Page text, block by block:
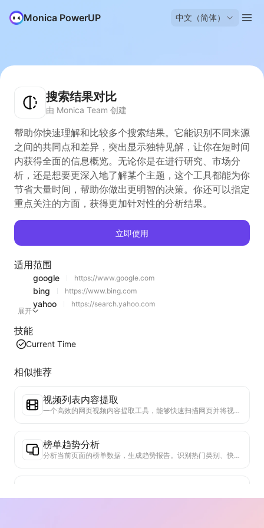
Monica PowerUP 中文（简体）
搜索结果对比
由 Monica Team 创建
帮助你快速理解和比较多个搜索结果。它能识别不同来源
之间的共同点和差异，突出显示独特见解，让你在短时间
内获得全面的信息概览。无论你是在进行研究、市场分
析，还是想要更深入地了解某个主题，这个工具都能为你
节省大量时间，帮助你做出更明智的决策。你还可以指定
重点关注的方面，获得更加针对性的分析结果。
立即使用
适用范围
google https://www.google.com
bing https://www.bing.com
yahoo
https://search.yahoo.com
展开
技能
Current Time
相似推荐
视频列表内容提取
一个高效的网页视频内容提取工具，能够快速扫描网页并将视频信息整理成结构化的Markdown表格。
榜单趋势分析
分析当前页面的榜单数据，生成趋势报告。识别热门类别、快速上升的产品类型和新兴技术。提供即时市场洞察，助你理解最新产品趋势和市场动向。
将网页信息转化为定制商业提案、合作私信，提供现成模板和跟进指南，简化协作流程。